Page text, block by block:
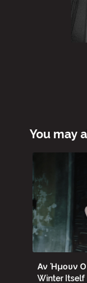
You may
Αν Ήμουν Ο
Winter Itself